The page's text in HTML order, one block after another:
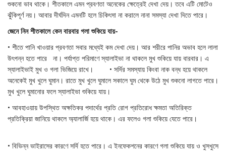
শুকনো ভাব থাকে। শীতকালে এমন প্রবণতা অনেকের ক্ষেত্রেই দেখা দেয়। তবে এটি মোটেও
ঝুঁকিপূর্ণ নয়। আবার দীর্ঘদিন এমনটি হলে চিকিৎসা না করালে নানা সমস্যা দেখা দিতে পারে।
জেনে নিন শীতকালে কেন বারবার গলা শুকিয়ে যায়-
• শীতে পানি খাওয়ার প্রবণতা সবার মধ্যেই কম দেখা দেয়। আর শরীরে পানির অভাব হলে লালা
উৎপন্ন হতে পারে না। পর্যাপ্ত পরিমাণে স্যালাইভা না থাকলে মুখ শুকিয়ে যায় বারবার। এ
স্যালাইভাই মুখ ও গলা ভিজিয়ে রাখে। • সর্দির সমস্যায় কিংবা নাক বন্ধ হয়ে থাকলে
অনেকেই মুখ খুলে ঘুমান। রাতে মুখ খুলে ঘুমালে সকালে ঘুম থেকে উঠে মুখ শুকনো লাগতে পারে।
মুখ খুলে ঘুমানোর ফলে স্যালাইভা শুকিয়ে যায়।
• আবহাওয়ায় উপস্থিত অক্ষতিকর পদার্থের প্রতি রোগ প্রতিরোধ ক্ষমতা অতিরিক্ত
প্রতিক্রিয়া জানিয়ে থাকলে অ্যালার্জি হয়ে থাকে। এর ফলেও গলা শুকিয়ে যেতে পারে।
• বিভিন্ন ভাইরাসের কারণে সর্দি হতে পারে। এ ইনফেকশনের কারণে গলা শুকিয়ে যায় ও খুসখুসে